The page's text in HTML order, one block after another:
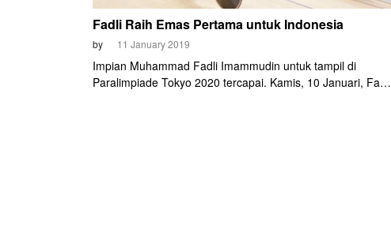
Fadli Raih Emas Pertama untuk Indonesia
by 11 January 2019
Impian Muhammad Fadli Imammudin untuk tampil di
Paralimpiade Tokyo 2020 tercapai. Kamis, 10 Januari, Fadli